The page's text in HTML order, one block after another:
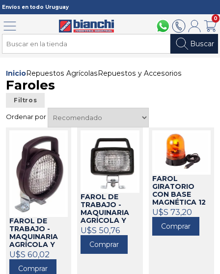
Envíos en todo Uruguay
094 211 1122902 2902Mi cuenta
0
Buscar
Menú
InicioRepuestos Agrícolas Repuestos y Accesorios
Faroles
Filtros
Ordenar por
FAROL DE
TRABAJO -
MAQUINARIA
AGRÍCOLA Y
VIAL (SIN
LAMPARA)
700187
U$S 60,02
Comprar
FAROL DE
TRABAJO -
MAQUINARIA
AGRÍCOLA Y
VIAL 12 VOLT
700186
U$S 50,76
Comprar
FAROL
GIRATORIO
CON BASE
MAGNÉTICA 12
VOLT - AMA
700129
U$S 73,20
Comprar